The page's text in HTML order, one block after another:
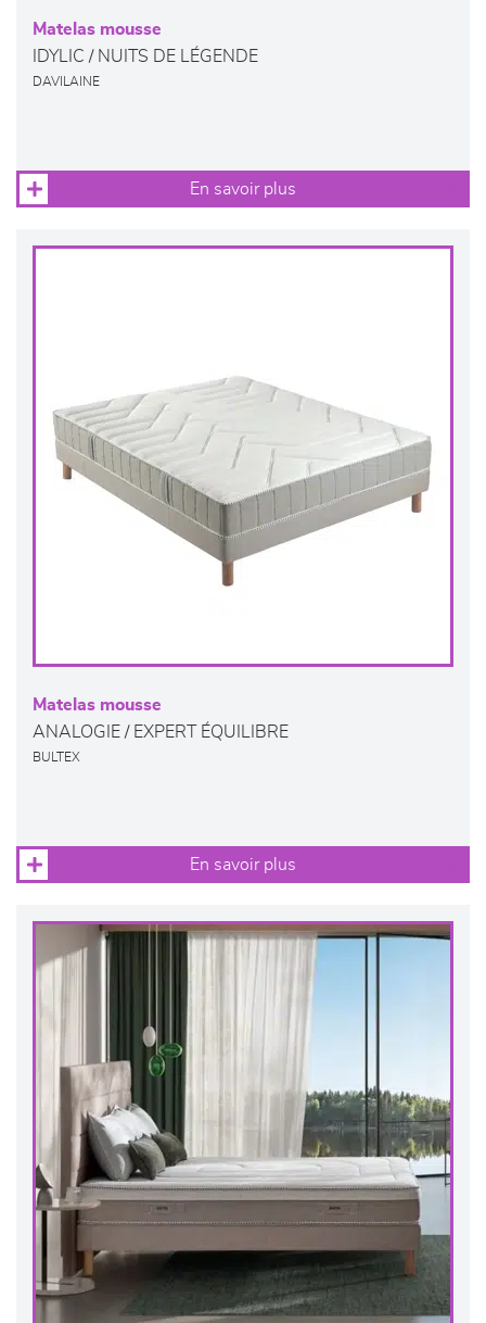
Matelas mousse
IDYLIC / NUITS DE LÉGENDE
DAVILAINE
En savoir plus
Matelas mousse
ANALOGIE / EXPERT ÉQUILIBRE
BULTEX
En savoir plus